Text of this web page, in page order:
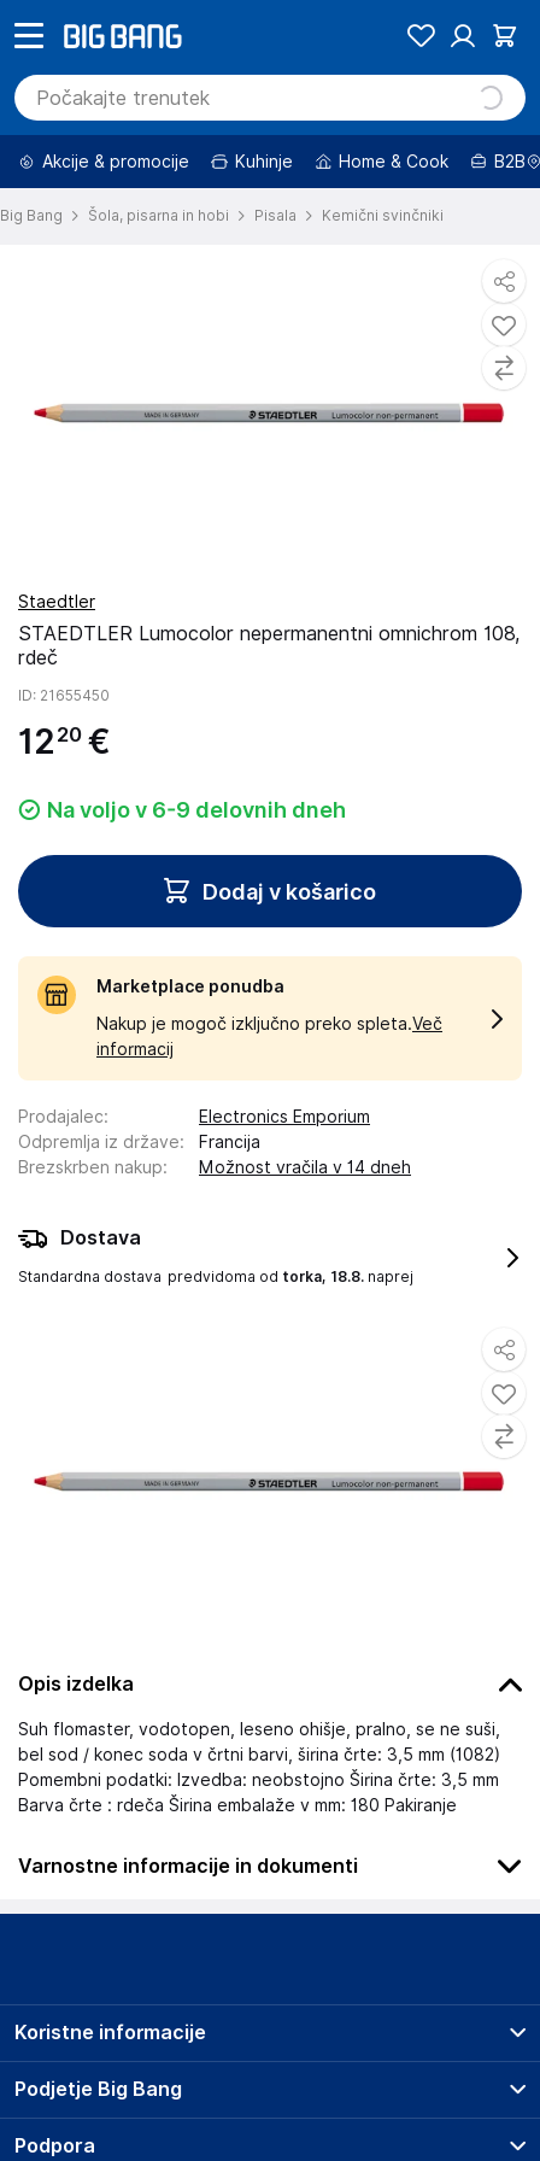
Akcije & promocije Kuhinje Home & Cook B2B
Big Bang Šola, pisarna in hobi Pisala Kemični svinčniki
Opis izdelka
Suh flomaster, vodotopen, leseno ohišje, pralno, se ne suši,
bel sod / konec soda v črtni barvi, širina črte: 3,5 mm (1082)
Pomembni podatki: Izvedba: neobstojno Širina črte: 3,5 mm
Barva črte : rdeča Širina embalaže v mm: 180 Pakiranje
Varnostne informacije in dokumenti
Podatki o proizvajalcu
Grupa MND Sp. z o.o.
PL
Staedtler
STAEDTLER Lumocolor nepermanentni omnichrom 108,
rdeč
ID: 21655450
12 20 €
Na voljo v 6-9 delovnih dneh
Dodaj v košarico
Marketplace ponudba
Nakup je mogoč izključno preko spleta.Več
informacij
Prodajalec:
Electronics Emporium
Odpremlja iz države:
Francija
Brezskrben nakup: Možnost vračila v 14 dneh
Dostava
Standardna dostava predvidoma od torka, 18.8. naprej
Podjetje Big Bang
O podjetju
Koristne informacije
Prodajna mesta
Storitve
Podpora